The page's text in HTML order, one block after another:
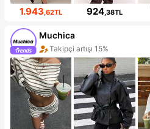
1.943,62TL 924,38TL
Muchica
Takipçi artışı 15%